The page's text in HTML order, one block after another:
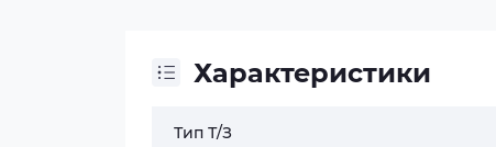
Характеристики
Тип Т/З